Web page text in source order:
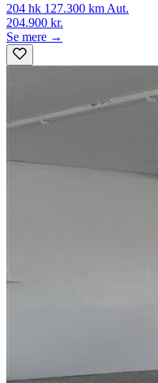
204 hk 127.300 km Aut.
204.900 kr.
Se mere →